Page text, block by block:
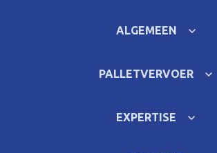
ALGEMEEN
PALLETVERVOER
EXPERTISE